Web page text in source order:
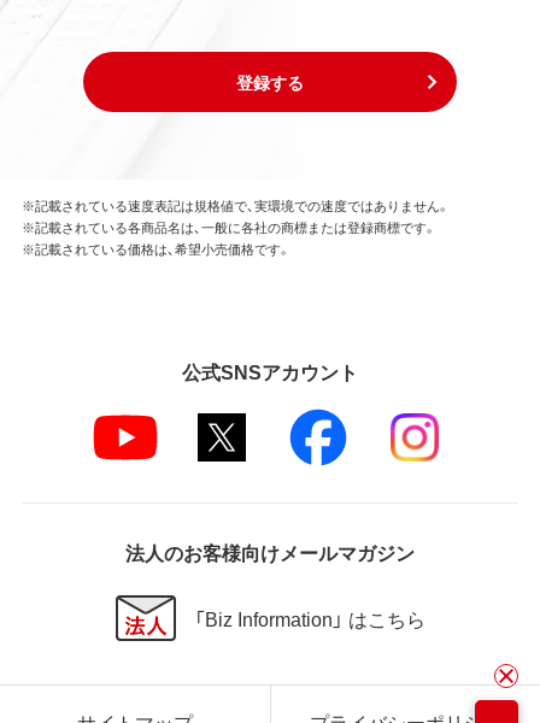
登録する
※記載されている速度表記は規格値で、実環境での速度ではありません。
※記載されている各商品名は、一般に各社の商標または登録商標です。
※記載されている価格は、希望小売価格です。
公式SNSアカウント
法人のお客様向けメールマガジン
「Biz Information」 はこちら